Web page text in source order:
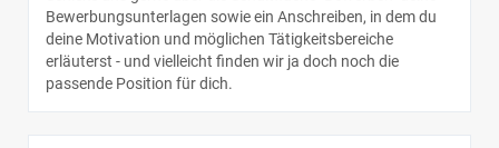
Bewerbungsunterlagen sowie ein Anschreiben, in dem du
deine Motivation und möglichen Tätigkeitsbereiche
erläuterst - und vielleicht finden wir ja doch noch die
passende Position für dich.